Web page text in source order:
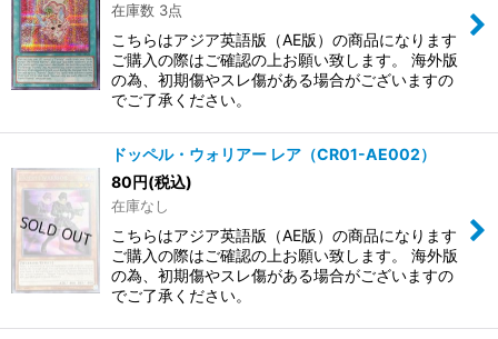
在庫数 3点
こちらはアジア英語版（AE版）の商品になります
ご購入の際はご確認の上お願い致します。 海外版
の為、初期傷やスレ傷がある場合がございますの
でご了承ください。
ドッペル・ウォリアー レア（CR01-AE002）
80円(税込)
在庫なし
こちらはアジア英語版（AE版）の商品になります
ご購入の際はご確認の上お願い致します。 海外版
の為、初期傷やスレ傷がある場合がございますの
でご了承ください。